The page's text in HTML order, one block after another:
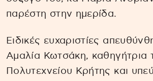
παρέστη στην ημερίδα.
Ειδικές ευχαριστίες
Αμαλία Κωτσάκη, καθηγήτρια
Πολυτεχνείου Κρήτης και